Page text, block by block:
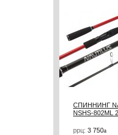
СПИННИНГ
NSHS-802ML
ррц: 3 750a